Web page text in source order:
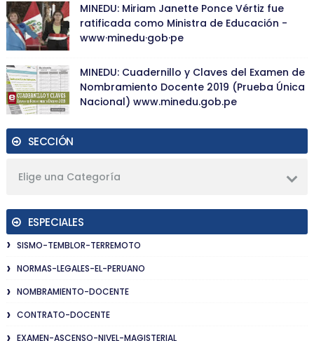
MINEDU: Miriam Janette Ponce Vértiz fue
ratificada como Ministra de Educación -
www·minedu·gob·pe
MINEDU: Cuadernillo y Claves del Examen de
Nombramiento Docente 2019 (Prueba Única
Nacional) www.minedu.gob.pe
SECCIÓN
Elige una Categoría
ESPECIALES
SISMO-TEMBLOR-TERREMOTO
NORMAS-LEGALES-EL-PERUANO
NOMBRAMIENTO-DOCENTE
CONTRATO-DOCENTE
EXAMEN-ASCENSO-NIVEL-MAGISTERIAL